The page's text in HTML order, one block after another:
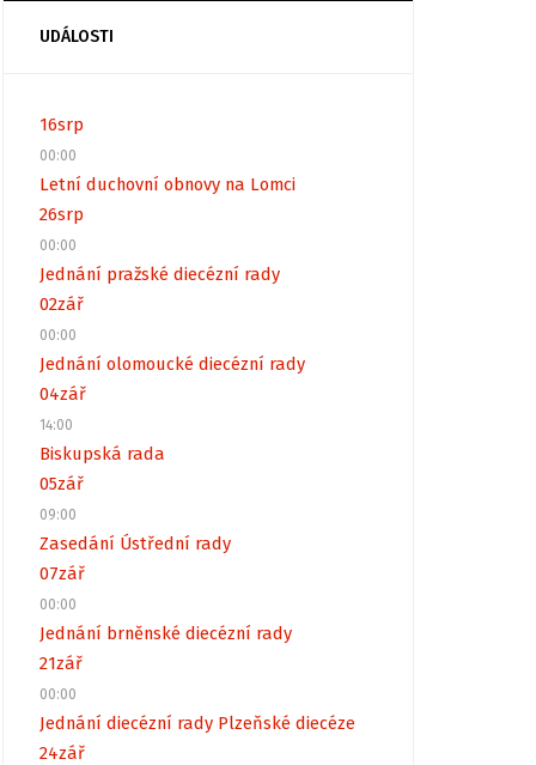
UDÁLOSTI
16srp
00:00
Letní duchovní obnovy na Lomci
26srp
00:00
Jednání pražské diecézní rady
02zář
00:00
Jednání olomoucké diecézní rady
04zář
14:00
Biskupská rada
05zář
09:00
Zasedání Ústřední rady
07zář
00:00
Jednání brněnské diecézní rady
21zář
00:00
Jednání diecézní rady Plzeňské diecéze
24zář